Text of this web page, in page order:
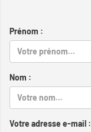
Prénom :
Nom :
Votre adresse e-mail :